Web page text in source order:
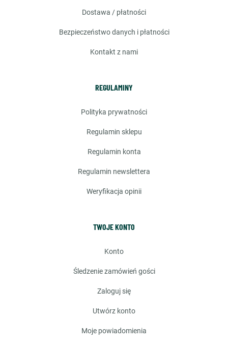
dostawa / płatności
bezpieczeństwo danych i płatności
kontakt z nami
REGULAMINY
polityka prywatności
regulamin sklepu
regulamin konta
regulamin newslettera
weryfikacja opinii
TWOJE KONTO
konto
śledzenie zamówień gości
zaloguj się
utwórz konto
moje powiadomienia